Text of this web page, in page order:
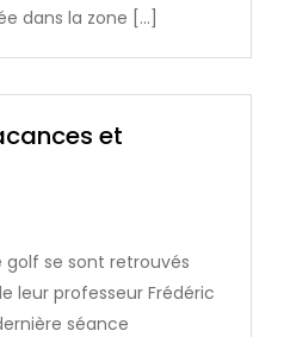
dans la zone […]
et
golf se sont retrouvés
leur professeur Frédéric
séance